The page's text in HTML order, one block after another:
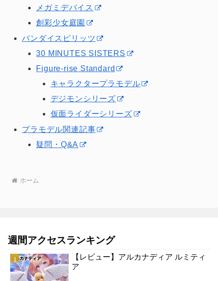
メガミデバイス
創彩少女庭園
バンダイスピリッツ
30 MINUTES SISTERS
Figure-rise Standard
キャラクタープラモデル
デジモンシリーズ
仮面ライダーシリーズ
プラモデル関連記事
疑問・Q&A
ホーム
週間アクセスランキング
【レビュー】アルカナディア ルミティ
ア